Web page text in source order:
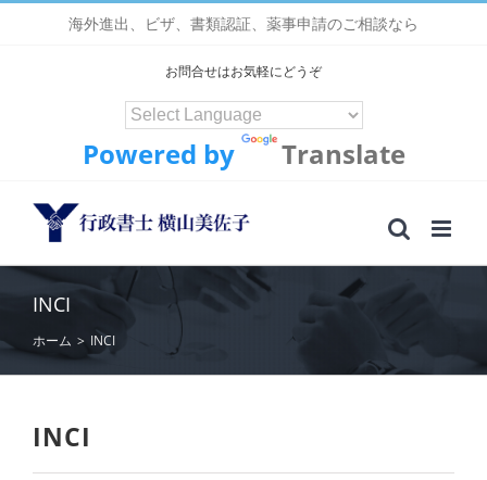
海外進出、ビザ、書類認証、薬事申請のご相談なら
お問合せはお気軽にどうぞ
Powered by Translate
INCI
ホーム > INCI
INCI